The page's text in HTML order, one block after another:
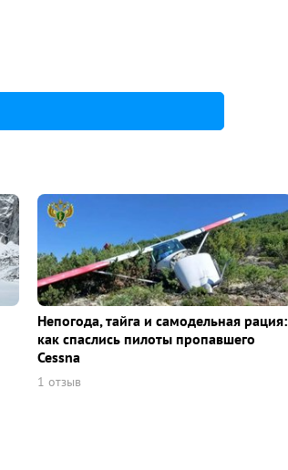
Непогода, тайга и самодельная рация:
как спаслись пилоты пропавшего
Cessna
1 отзыв